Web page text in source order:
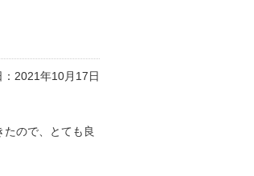
2021年10月17日
ので、とても良